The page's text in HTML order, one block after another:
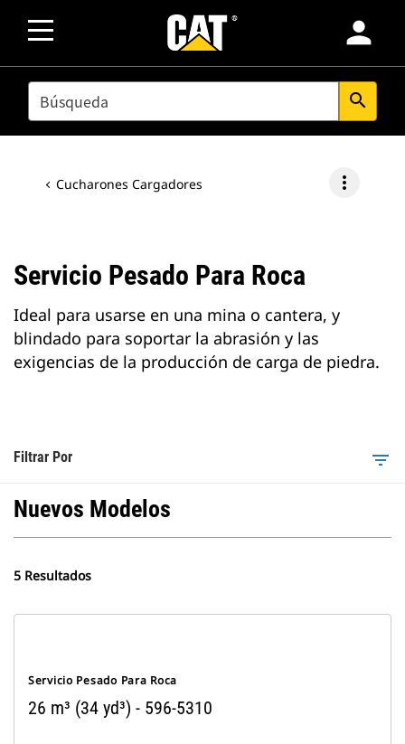
person
SEARCH search
Cucharones Cargadores more_vert
Servicio Pesado Para Roca
Ideal para usarse en una mina o cantera, y
blindado para soportar la abrasión y las
exigencias de la producción de carga de piedra.
Filtrar Por filter_list
Nuevos Modelos
5 Resultados
Servicio Pesado Para Roca
26 m³ (34 yd³) - 596-5310